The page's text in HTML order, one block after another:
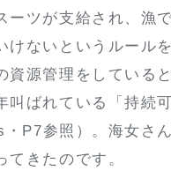
ーツが支給され、漁
けないというルール
資源管理をしている
叫ばれている「持続
P7参照）。海女さ
てきたのです。